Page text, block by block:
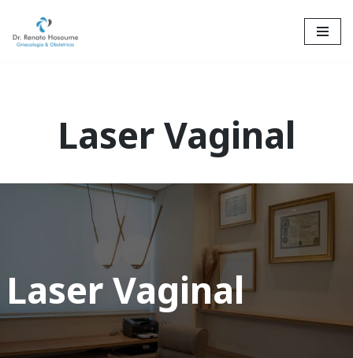
Skip
Laser Vaginal
Laser Vaginal